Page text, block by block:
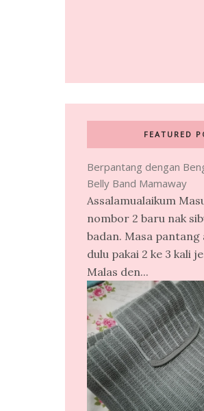
FEATURED
Berpantang dengan
Belly Band Mamaway
Assalamualaikum
nombor 2 baru nak
badan. Masa
dulu pakai 2 ke 3 kali
Malas den...